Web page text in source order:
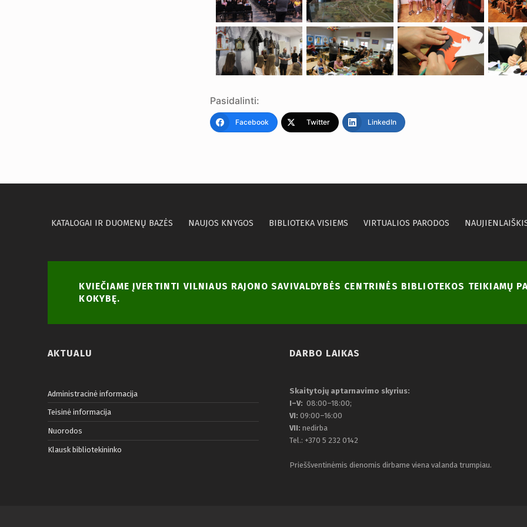
Pasidalinti:
Facebook Twitter LinkedIn
KATALOGAI IR DUOMENŲ BAZĖS NAUJOS KNYGOS BIBLIOTEKA VISIEMS VIRTUALIOS PARODOS
KVIEČIAME ĮVERTINTI VILNIAUS RAJONO SAVIVALDYBĖS CENTRINĖS BIBLIOTEKOS TEIKIAMŲ
KOKYBĘ.
AKTUALU
Administracinė informacija
Teisinė informacija
Nuorodos
Klausk bibliotekininko
DARBO LAIKAS
Skaitytojų aptarnavimo skyrius:
I–V: 08:00–18:00;
VI:09:00–16:00
VII: nedirba
Tel.: +370 5 232 0142
Prieššventinėmis dienomis dirbame viena valanda trumpiau.